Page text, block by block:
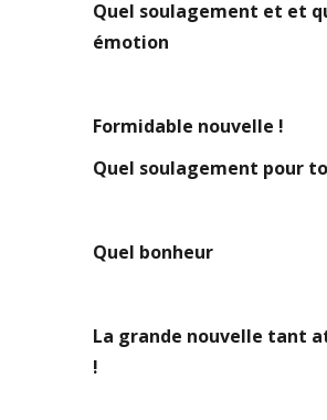
Quel soulagement et et
émotion
Formidable nouvelle !
Quel soulagement pour
Quel bonheur
La grande nouvelle tant
!